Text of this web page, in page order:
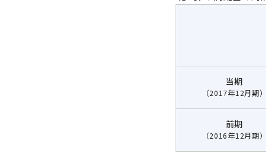
当期
（2017年12月期）
前期
（2016年12月期）